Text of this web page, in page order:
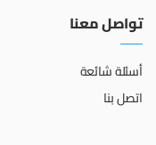
تواصل معنا
أسئلة شائعة
اتصل بنا